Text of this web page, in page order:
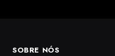
SOBRE NÓS